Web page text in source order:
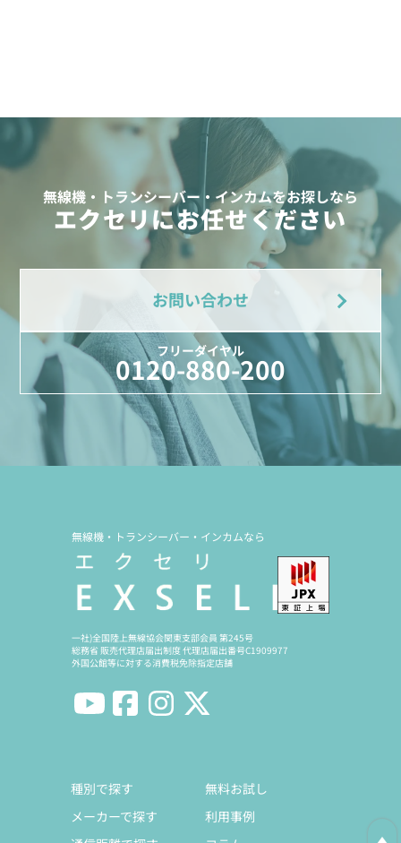
無線機・トランシーバー・インカムをお探しなら
エクセリにお任せください
お問い合わせ
フリーダイヤル
0120-880-200
無線機・トランシーバー・インカムなら
一社)全国陸上無線協会関東支部会員 第245号
総務省 販売代理店届出制度 代理店届出番号C1909977
外国公館等に対する消費税免除指定店舗
種別で探す
メーカーで探す
無料お試し
利用事例